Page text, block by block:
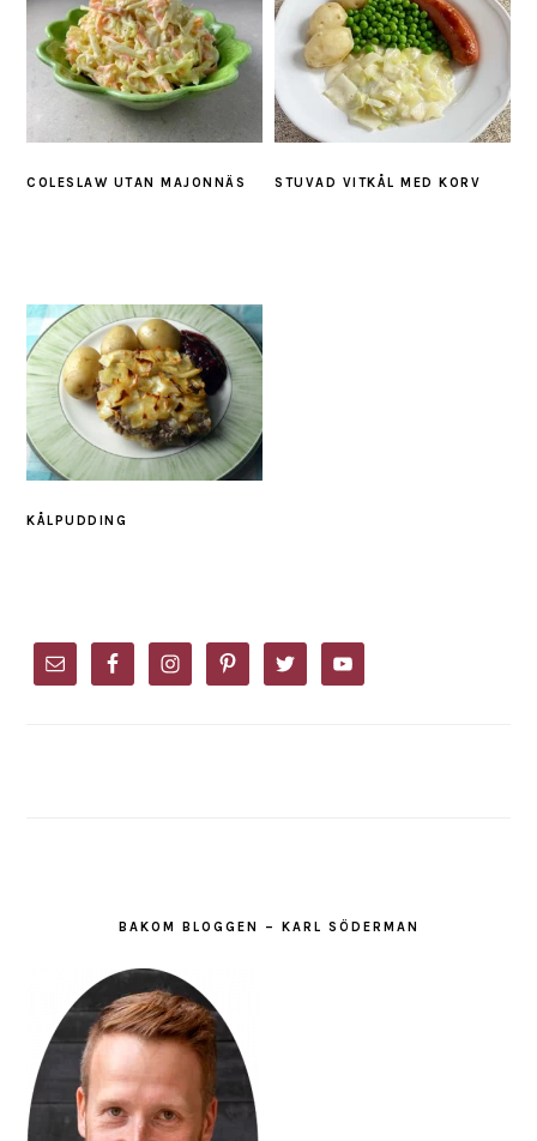
COLESLAW UTAN MAJONNÄS STUVAD VITKÅL MED KORV
KÅLPUDDING
SIDEBAR
BAKOM BLOGGEN – KARL SÖDERMAN